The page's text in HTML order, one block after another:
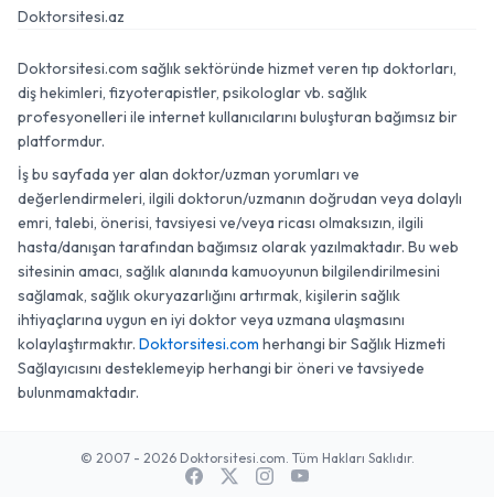
Doktorsitesi.az
Doktorsitesi.com sağlık sektöründe hizmet veren tıp doktorları,
diş hekimleri, fizyoterapistler, psikologlar vb. sağlık
profesyonelleri ile internet kullanıcılarını buluşturan bağımsız bir
platformdur.
İş bu sayfada yer alan doktor/uzman yorumları ve
değerlendirmeleri, ilgili doktorun/uzmanın doğrudan veya dolaylı
emri, talebi, önerisi, tavsiyesi ve/veya ricası olmaksızın, ilgili
hasta/danışan tarafından bağımsız olarak yazılmaktadır. Bu web
sitesinin amacı, sağlık alanında kamuoyunun bilgilendirilmesini
sağlamak, sağlık okuryazarlığını artırmak, kişilerin sağlık
ihtiyaçlarına uygun en iyi doktor veya uzmana ulaşmasını
kolaylaştırmaktır. Doktorsitesi.com herhangi bir Sağlık Hizmeti
Sağlayıcısını desteklemeyip herhangi bir öneri ve tavsiyede
bulunmamaktadır.
© 2007 - 2026 Doktorsitesi.com. Tüm Hakları Saklıdır.